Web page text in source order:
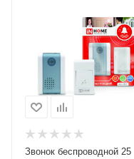
Звонок беспроводной 25